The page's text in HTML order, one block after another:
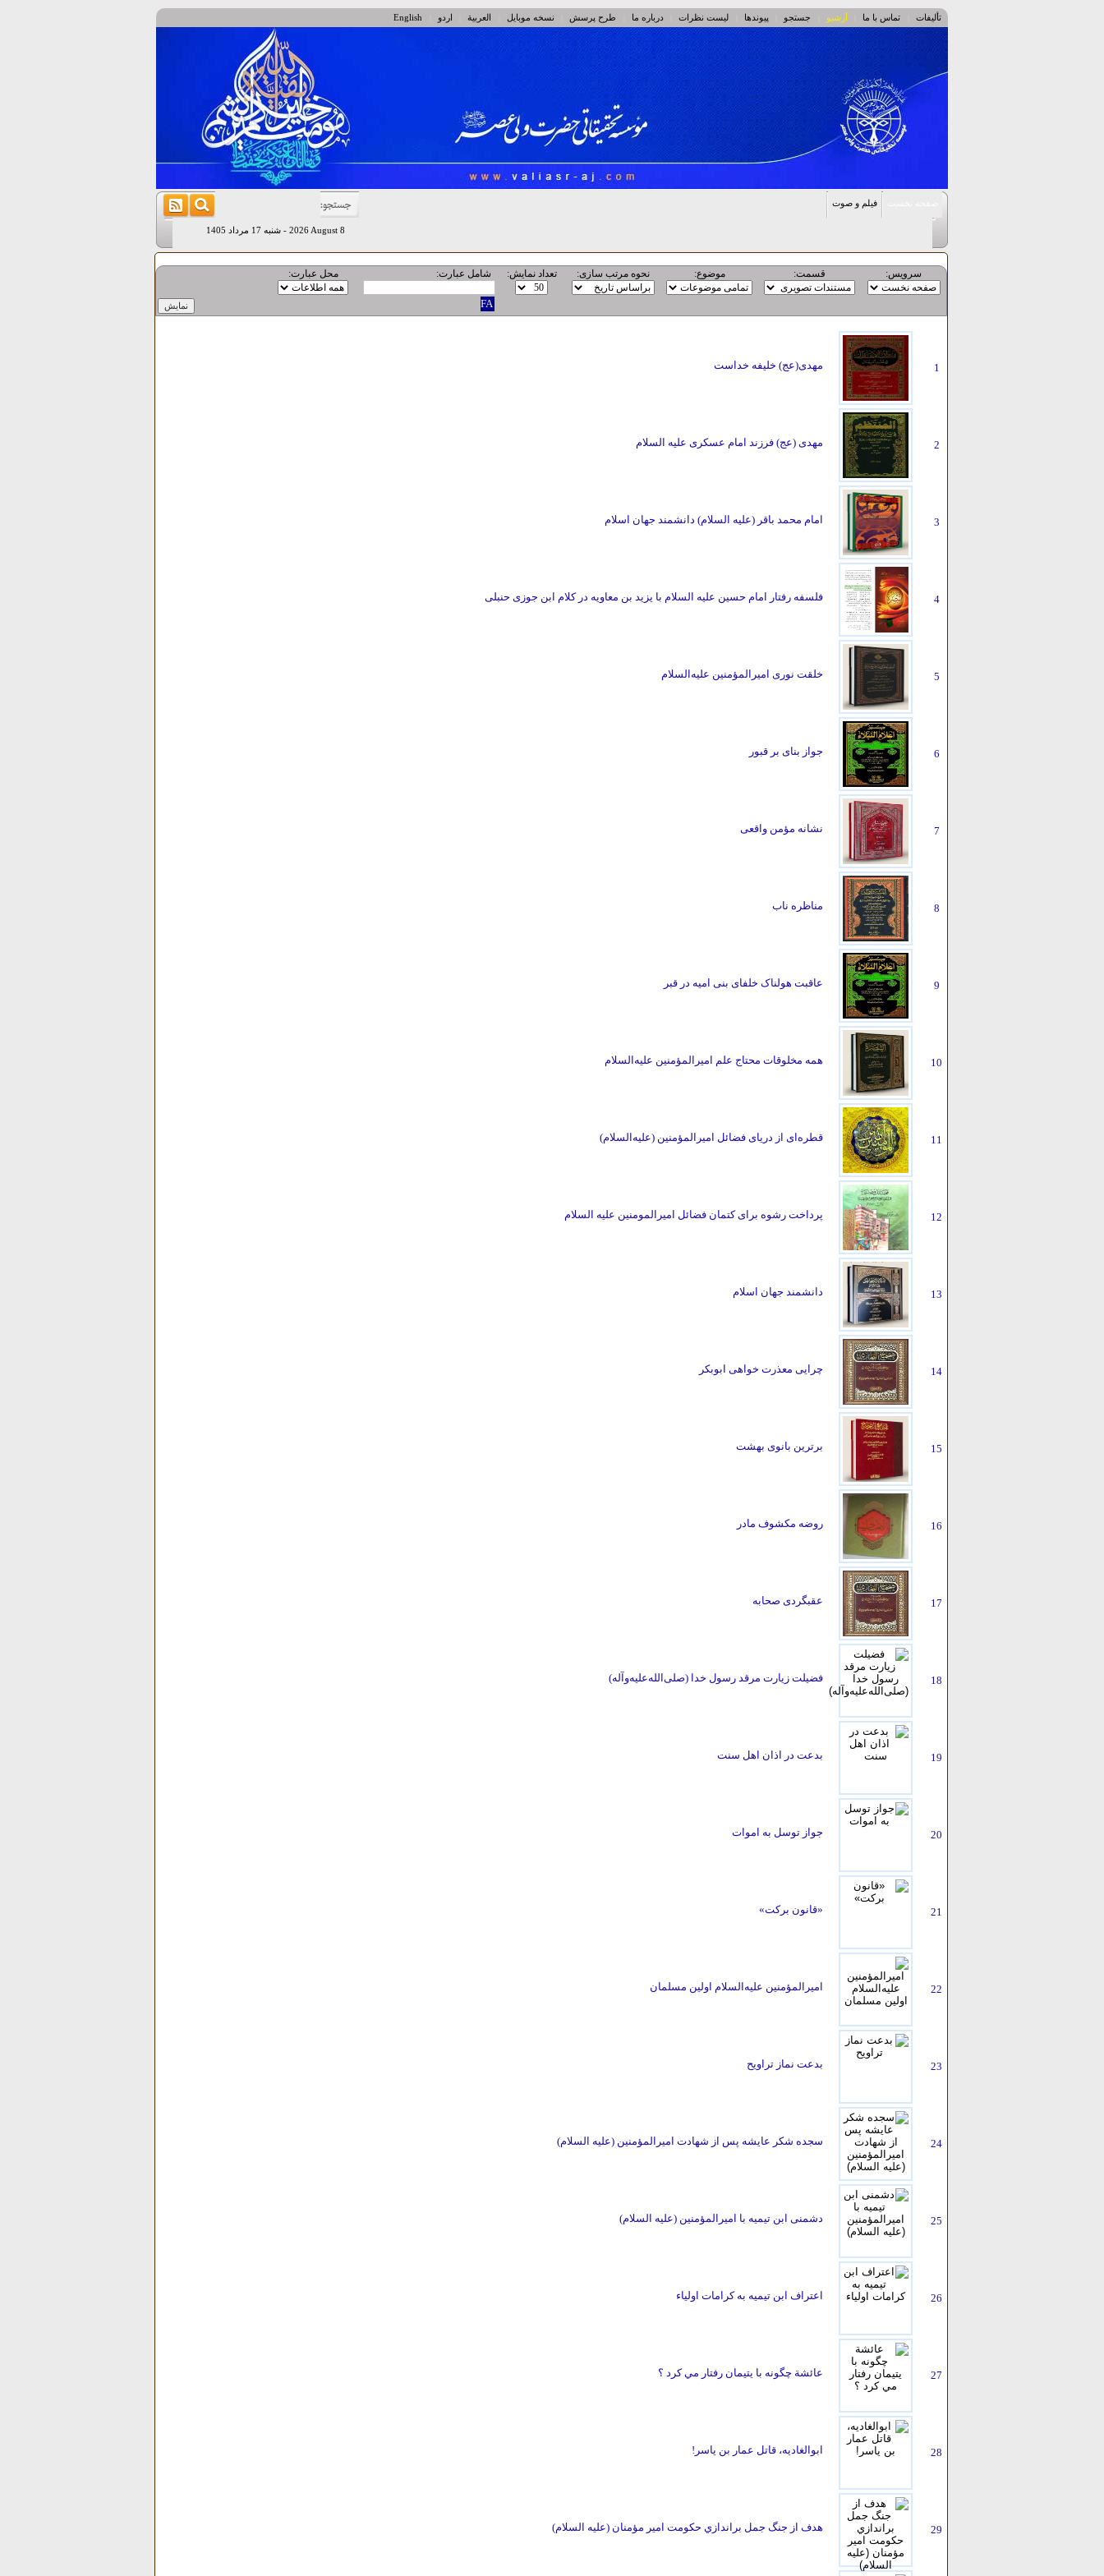
تألیفات تماس با ما آرشیو جستجو پیوندها لیست نظرات درباره ما طرح پرسش نسخه موبایل العربیة اردو English
فیلم و صوت
2026 August 8
-شنبه 17 مرداد 1405
سرویس: قسمت: موضوع: نحوه مرتب سازی: تعداد نمایش: شامل عبارت: محل عبارت:
1 مهدی(عج) خلیفه خداست
2 مهدی (عج) فرزند امام عسکری علیه السلام
3 امام محمد باقر (علیه السلام) دانشمند جهان اسلام
4 فلسفه رفتار امام حسین علیه السلام با یزید بن معاویه در کلام ابن جوزی حنبلی
5 خلقت نوری امیرالمؤمنین علیه‌السلام
6 جواز بنای بر قبور
7 نشانه مؤمن واقعی
8 مناظره ناب
9 عاقبت هولناک خلفای بنی امیه در قبر
10 همه مخلوقات محتاج علم امیرالمؤمنین علیه‌السلام
11 قطره‌ای از دریای فضائل امیرالمؤمنین (علیه‌السلام)
12 پرداخت رشوه برای کتمان فضائل امیرالمومنین علیه السلام
13 دانشمند جهان اسلام
14 چرایی معذرت خواهی ابوبکر
15 برترین بانوی بهشت
16 روضه مکشوف مادر
17 عقبگردی صحابه
18 فضیلت زیارت مرقد رسول خدا (صلی‌الله‌علیه‌وآله)
19 بدعت در اذان اهل سنت
20 جواز توسل به اموات
21 «قانون برکت»
22 امیرالمؤمنین علیه‌السلام اولین مسلمان
23 بدعت نماز تراویح
24 سجده شکر عایشه پس از شهادت اميرالمؤمنين (علیه السلام)
25 دشمنی ابن تیمیه با امیرالمؤمنین (علیه السلام)
26 اعتراف ابن تیمیه به کرامات اولیاء
27 عائشة چگونه با يتيمان رفتار مي کرد ؟
28 ابوالغادیه، قاتل عمار بن یاسر!
29 هدف از جنگ جمل براندازي حكومت امير مؤمنان (عليه السلام)